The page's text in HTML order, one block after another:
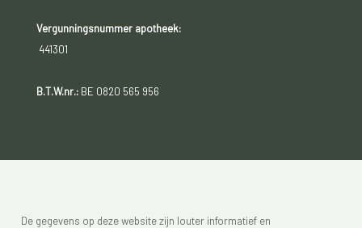
Vergunningsnummer apotheek:
441301
B.T.W.nr.:BE 0820 565 956
De gegevens op deze website zijn louter informatief en